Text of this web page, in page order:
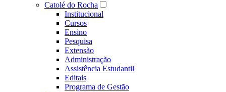
Catolé do Rocha
Institucional
Cursos
Ensino
Pesquisa
Extensão
Administração
Assistência Estudantil
Editais
Programa de Gestão